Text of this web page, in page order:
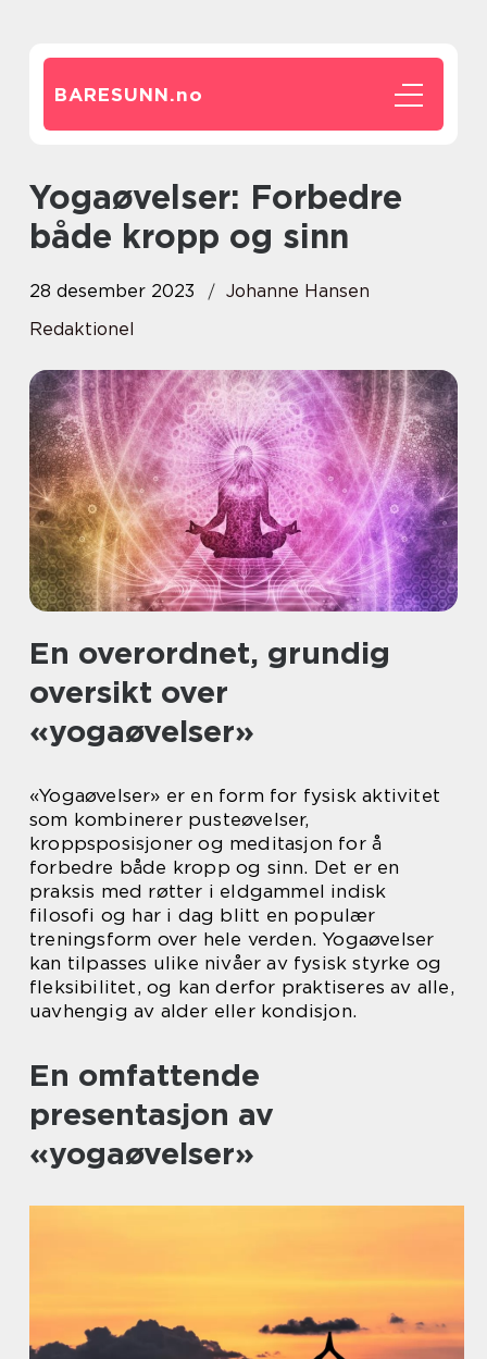
BARESUNN.no
Yogaøvelser: Forbedre
både kropp og sinn
28 desember 2023
Johanne Hansen
Redaktionel
En overordnet, grundig
oversikt over
«yogaøvelser»
«Yogaøvelser» er en form for fysisk aktivitet
som kombinerer pusteøvelser,
kroppsposisjoner og meditasjon for å
forbedre både kropp og sinn. Det er en
praksis med røtter i eldgammel indisk
filosofi og har i dag blitt en populær
treningsform over hele verden. Yogaøvelser
kan tilpasses ulike nivåer av fysisk styrke og
fleksibilitet, og kan derfor praktiseres av alle,
uavhengig av alder eller kondisjon.
En omfattende
presentasjon av
«yogaøvelser»